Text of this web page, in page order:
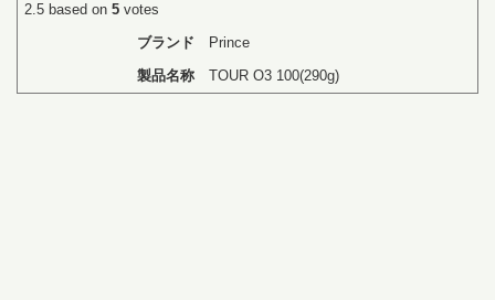
2.5 based on5 votes
ブランド
Prince
製品名称
TOUR O3 100(290g)